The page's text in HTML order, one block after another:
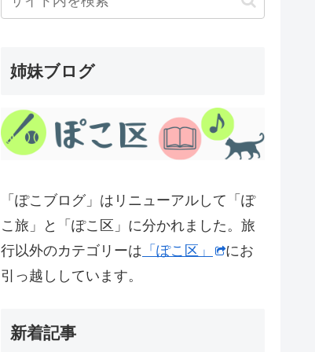
姉妹ブログ
「ぽこブログ」はリニューアルして「ぽ
こ旅」と「ぽこ区」に分かれました。旅
行以外のカテゴリーは 「ぽこ区」
にお
引っ越ししています。
新着記事